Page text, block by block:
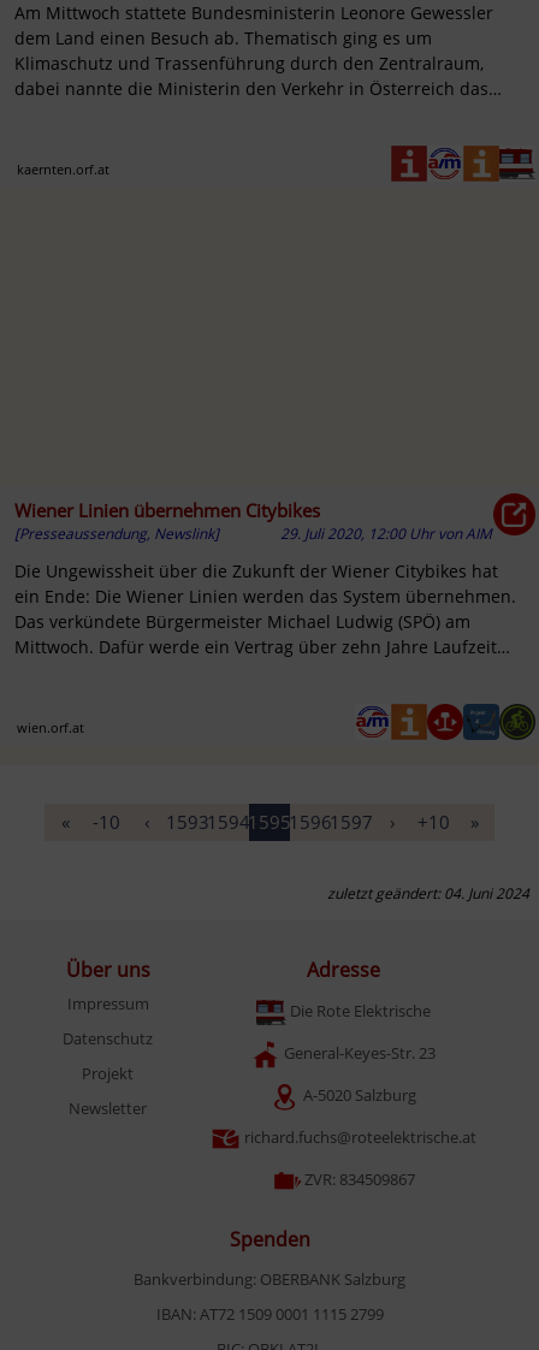
Am Mittwoch stattete Bundesministerin Leonore Gewessler
dem Land einen Besuch ab. Thematisch ging es um
Klimaschutz und Trassenführung durch den Zentralraum,
dabei nannte die Ministerin den Verkehr in Österreich das
kaernten.orf.at
Wiener Linien übernehmen Citybikes
[Presseaussendung, Newslink] 29. Juli 2020, 12:00 Uhr vonAIM
Die Ungewissheit über die Zukunft der Wiener Citybikes hat
ein Ende: Die Wiener Linien werden das System übernehmen.
Das verkündete Bürgermeister Michael Ludwig (SPÖ) am
Mittwoch. Dafür werde ein Vertrag über zehn Jahre Laufzeit
wien.orf.at
« -10 ‹ 15931594159515961597 › +10 »
zuletzt geändert: 04. Juni 2024
Über uns
Impressum
Datenschutz
Projekt
Newsletter
Adresse
Die Rote Elektrische
General-Keyes-Str. 23
A-5020 Salzburg
richard.fuchs@roteelektrische.at
ZVR: 834509867
Spenden
Bankverbindung: OBERBANK Salzburg
IBAN: AT72 1509 0001 1115 2799